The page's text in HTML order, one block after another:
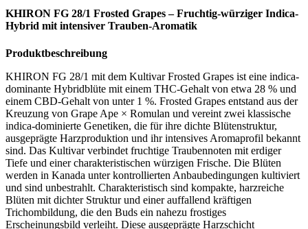
KHIRON FG 28/1 Frosted Grapes – Fruchtig-würziger Indica-
Hybrid mit intensiver Trauben-Aromatik
Produktbeschreibung
KHIRON FG 28/1 mit dem Kultivar Frosted Grapes ist eine indica-
dominante Hybridblüte mit einem THC-Gehalt von etwa 28 % und
einem CBD-Gehalt von unter 1 %. Frosted Grapes entstand aus der
Kreuzung von Grape Ape × Romulan und vereint zwei klassische
indica-dominierte Genetiken, die für ihre dichte Blütenstruktur,
ausgeprägte Harzproduktion und ihr intensives Aromaprofil bekannt
sind. Das Kultivar verbindet fruchtige Traubennoten mit erdiger
Tiefe und einer charakteristischen würzigen Frische. Die Blüten
werden in Kanada unter kontrollierten Anbaubedingungen kultiviert
und sind unbestrahlt. Charakteristisch sind kompakte, harzreiche
Blüten mit dichter Struktur und einer auffallend kräftigen
Trichombildung, die den Buds ein nahezu frostiges
Erscheinungsbild verleiht. Diese ausgeprägte Harzschicht